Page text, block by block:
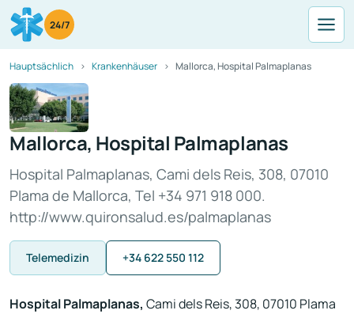
24/7
Hauptsächlich Krankenhäuser Mallorca, Hospital Palmaplanas
Mallorca, Hospital Palmaplanas
Hospital Palmaplanas, Cami dels Reis, 308, 07010
Plama de Mallorca, Tel +34 971 918 000.
http://www.quironsalud.es/palmaplanas
Telemedizin +34 622 550 112
Hospital Palmaplanas, Cami dels Reis, 308, 07010 Plama